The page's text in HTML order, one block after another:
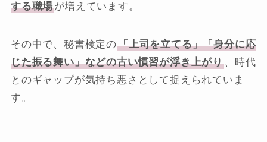
する職場が増えています。
その中で、秘書検定の「上司を立てる」「身分に応
じた振る舞い」などの古い慣習が浮き上がり 、時代
とのギャップが気持ち悪さとして捉えられていま
す。